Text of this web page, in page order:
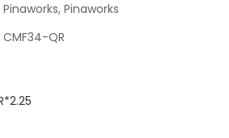
Pinaworks, Pinaworks
CMF34-QR